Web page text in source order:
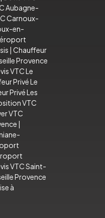
Aubagne-
Carnoux-
en-
| Chauffeur
Provence
VTC Le
Privé Le
Privé Les
VTC
VTC
|
VTC Saint-
Provence
à